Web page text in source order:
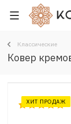
Классические
Ковер
ХИТ ПРОДАЖ